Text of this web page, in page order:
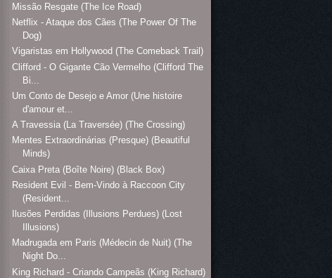
Missão Resgate (The Ice Road)
Netflix - Ataque dos Cães (The Power Of The
Dog)
Vigaristas em Hollywood (The Comeback Trail)
Clifford - O Gigante Cão Vermelho (Clifford The
Bi...
Um Conto de Desejo e Amor (Une histoire
d'amour et...
A Travessia (La Traversée) (The Crossing)
Mentes Extraordinárias (Presque) (Beautiful
Minds)
Caixa Preta (Boîte Noire) (Black Box)
Resident Evil - Bem-Vindo à Raccoon City
(Resident...
Ilusões Perdidas (Illusions Perdues) (Lost
Illusions)
Madrugada em Paris (Médecin de Nuit) (The
Night Do...
King Richard - Criando Campeãs (King Richard)